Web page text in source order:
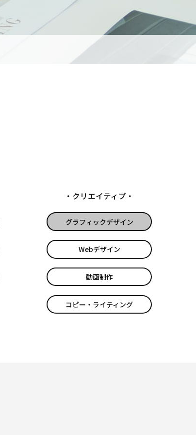
クリエイティブ
グラフィックデザイン
Webデザイン
動画制作
コピー・ライティング